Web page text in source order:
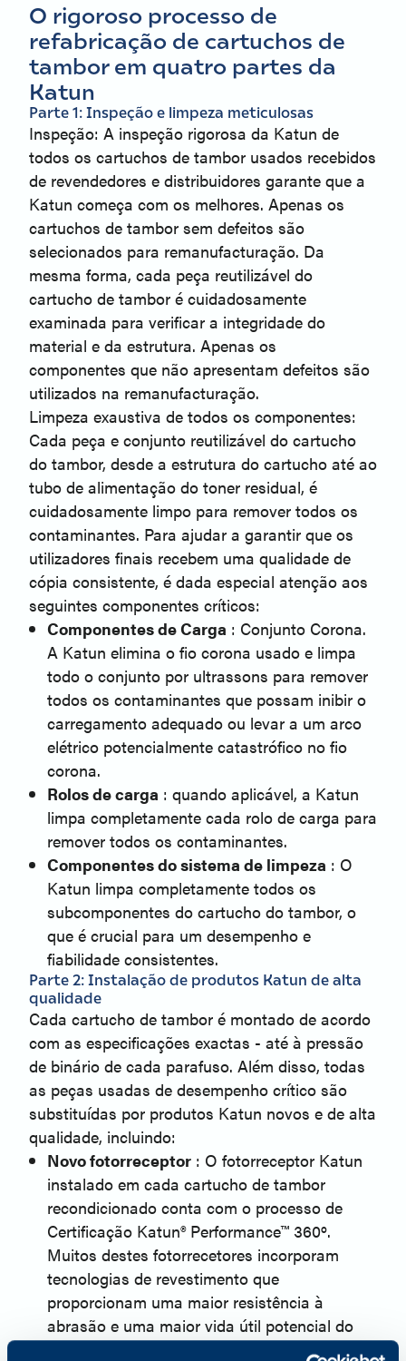
O rigoroso processo de
refabricação de cartuchos de
tambor em quatro partes da
Katun
Parte 1: Inspeção e limpeza meticulosas
Inspeção: A inspeção rigorosa da Katun de
todos os cartuchos de tambor usados recebidos
de revendedores e distribuidores garante que a
Katun começa com os melhores. Apenas os
cartuchos de tambor sem defeitos são
selecionados para remanufacturação. Da
mesma forma, cada peça reutilizável do
cartucho de tambor é cuidadosamente
examinada para verificar a integridade do
material e da estrutura. Apenas os
componentes que não apresentam defeitos são
utilizados na remanufacturação.
Limpeza exaustiva de todos os componentes:
Cada peça e conjunto reutilizável do cartucho
do tambor, desde a estrutura do cartucho até ao
tubo de alimentação do toner residual, é
cuidadosamente limpo para remover todos os
contaminantes. Para ajudar a garantir que os
utilizadores finais recebem uma qualidade de
cópia consistente, é dada especial atenção aos
seguintes componentes críticos:
Componentes de Carga : Conjunto Corona.
A Katun elimina o fio corona usado e limpa
todo o conjunto por ultrassons para remover
todos os contaminantes que possam inibir o
carregamento adequado ou levar a um arco
elétrico potencialmente catastrófico no fio
corona.
Rolos de carga : quando aplicável, a Katun
limpa completamente cada rolo de carga para
remover todos os contaminantes.
Componentes do sistema de limpeza : O
Katun limpa completamente todos os
subcomponentes do cartucho do tambor, o
que é crucial para um desempenho e
fiabilidade consistentes.
Parte 2: Instalação de produtos Katun de alta
qualidade
Cada cartucho de tambor é montado de acordo
com as especificações exactas - até à pressão
de binário de cada parafuso. Além disso, todas
as peças usadas de desempenho crítico são
substituídas por produtos Katun novos e de alta
qualidade, incluindo:
Novo fotorreceptor : O fotorreceptor Katun
instalado em cada cartucho de tambor
recondicionado conta com o processo de
Certificação Katun® Performance™ 360º.
Muitos destes fotorrecetores incorporam
tecnologias de revestimento que
proporcionam uma maior resistência à
abrasão e uma maior vida útil potencial do
fotorrecetor. Todos os fotorrecetores